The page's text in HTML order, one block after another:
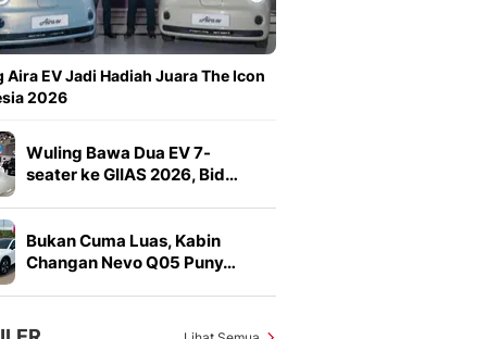
Aira EV Jadi Hadiah Juara The Icon
2026
Wuling Bawa Dua EV 7-
seater ke GIIAS 2026, Bid…
Bukan Cuma Luas, Kabin
Changan Nevo Q05 Puny…